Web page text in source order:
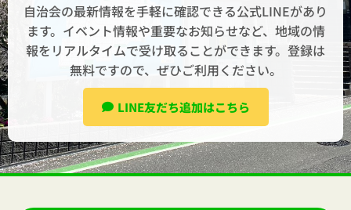
自治会の最新情報を手軽に確認できる公式LINEがあり
ます。イベント情報や重要なお知らせなど、地域の情
報をリアルタイムで受け取ることができます。登録は
無料ですので、ぜひご利用ください。
LINE友だち追加はこちら